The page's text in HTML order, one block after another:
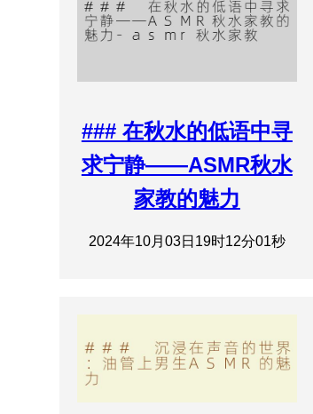
### 在秋水的低语中寻
求宁静——ASMR秋水
家教的魅力
2024年10月03日19时12分01秒